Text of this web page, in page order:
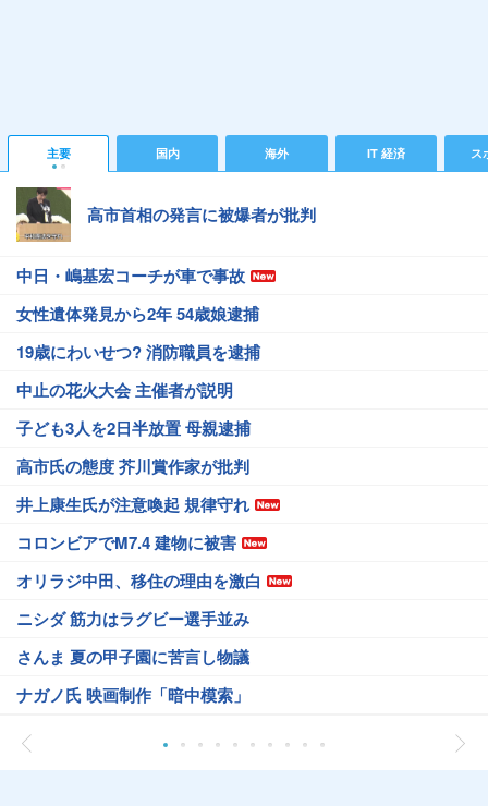
主要 国内 海外 IT 経済 ス
高市首相の発言に被爆者が批判
中日・嶋基宏コーチが車で事故
女性遺体発見から2年 54歳娘逮捕
19歳にわいせつ? 消防職員を逮捕
中止の花火大会 主催者が説明
子ども3人を2日半放置 母親逮捕
高市氏の態度 芥川賞作家が批判
井上康生氏が注意喚起 規律守れ
コロンビアでM7.4 建物に被害
オリラジ中田、移住の理由を激白
ニシダ 筋力はラグビー選手並み
さんま 夏の甲子園に苦言し物議
ナガノ氏 映画制作「暗中模索」